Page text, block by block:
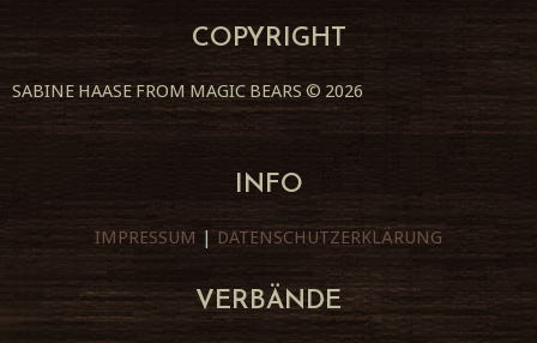
COPYRIGHT
SABINE HAASE FROM MAGIC BEARS © 2026
INFO
IMPRESSUM | DATENSCHUTZERKLÄRUNG
VERBÄNDE